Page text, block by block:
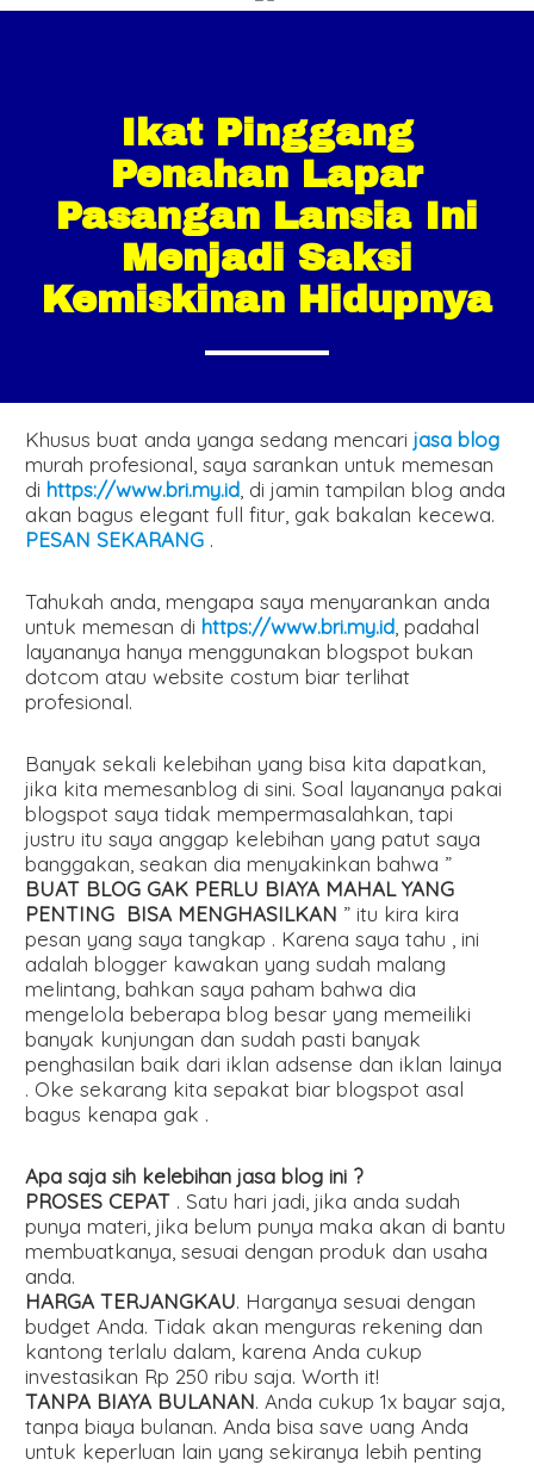
Ikat Pinggang
Penahan Lapar
Pasangan Lansia Ini
Menjadi Saksi
Kemiskinan Hidupnya
Khusus buat anda yanga sedang mencarijasa blog
murah profesional, saya sarankan untuk memesan
dihttps://www.bri.my.id , di jamin tampilan blog anda
akan bagus elegant full fitur, gak bakalan kecewa.
PESAN SEKARANG .
Tahukah anda, mengapa saya menyarankan anda
untuk memesan dihttps://www.bri.my.id , padahal
layananya hanya menggunakan blogspot bukan
dotcom atau website costum biar terlihat
profesional.
Banyak sekali kelebihan yang bisa kita dapatkan,
jika kita memesanblog di sini. Soal layananya pakai
blogspot saya tidak mempermasalahkan, tapi
justru itu saya anggap kelebihan yang patut saya
banggakan, seakan dia menyakinkan bahwa ”
BUAT BLOG GAK PERLU BIAYA MAHAL YANG
PENTING BISA MENGHASILKAN ” itu kira kira
pesan yang saya tangkap . Karena saya tahu , ini
adalah blogger kawakan yang sudah malang
melintang, bahkan saya paham bahwa dia
mengelola beberapa blog besar yang memeiliki
banyak kunjungan dan sudah pasti banyak
penghasilan baik dari iklan adsense dan iklan lainya
. Oke sekarang kita sepakat biar blogspot asal
bagus kenapa gak .
Apa saja sih kelebihan jasa blog ini ?
PROSES CEPAT . Satu hari jadi, jika anda sudah
punya materi, jika belum punya maka akan di bantu
membuatkanya, sesuai dengan produk dan usaha
anda.
HARGA TERJANGKAU. Harganya sesuai dengan
budget Anda. Tidak akan menguras rekening dan
kantong terlalu dalam, karena Anda cukup
investasikan Rp 250 ribu saja. Worth it!
TANPA BIAYA BULANAN. Anda cukup 1x bayar saja,
tanpa biaya bulanan. Anda bisa save uang Anda
untuk keperluan lain yang sekiranya lebih penting